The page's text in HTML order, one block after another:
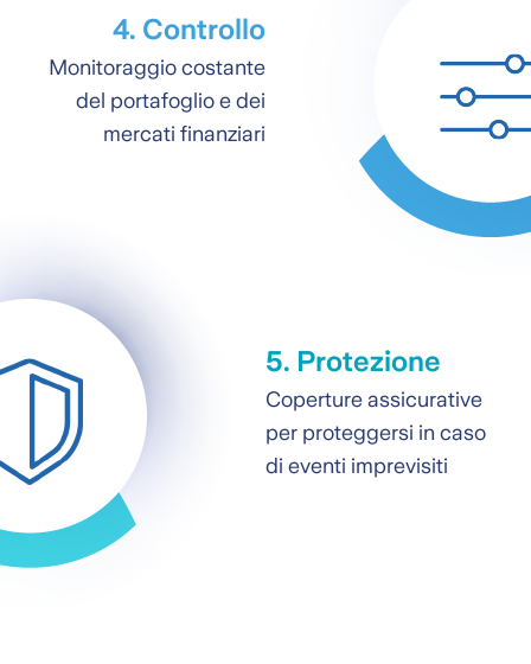
4. Controllo
Monitoraggio costante
del portafoglio e dei
mercati finanziari
5. Protezione
Coperture assicurative
per proteggersi in caso
di eventi imprevisiti